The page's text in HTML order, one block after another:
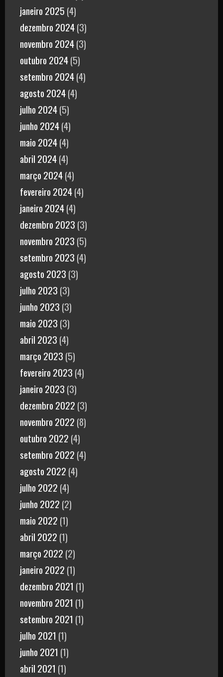
janeiro 2025 (4)
dezembro 2024(3)
novembro 2024(3)
outubro 2024(5)
setembro 2024(4)
agosto 2024(4)
julho 2024(5)
junho 2024(4)
maio 2024(4)
abril 2024(4)
março 2024(4)
fevereiro 2024(4)
janeiro 2024(4)
dezembro 2023 (3)
novembro 2023 (5)
setembro 2023 (4)
agosto 2023 (3)
julho 2023 (3)
junho 2023 (3)
maio 2023 (3)
abril 2023 (4)
março 2023 (5)
fevereiro 2023 (4)
janeiro 2023 (3)
dezembro 2022 (3)
novembro 2022 (8)
outubro 2022 (4)
setembro 2022 (4)
agosto 2022 (4)
julho 2022 (4)
junho 2022 (2)
maio 2022 (1)
abril 2022 (1)
março 2022 (2)
janeiro 2022 (1)
dezembro 2021 (1)
novembro 2021 (1)
setembro 2021 (1)
julho 2021 (1)
junho 2021 (1)
abril 2021 (1)